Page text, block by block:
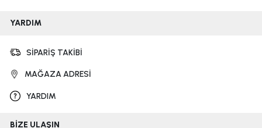
YARDIM
SİPARİŞ TAKİBİ
MAĞAZA ADRESİ
YARDIM
BİZE ULAŞIN